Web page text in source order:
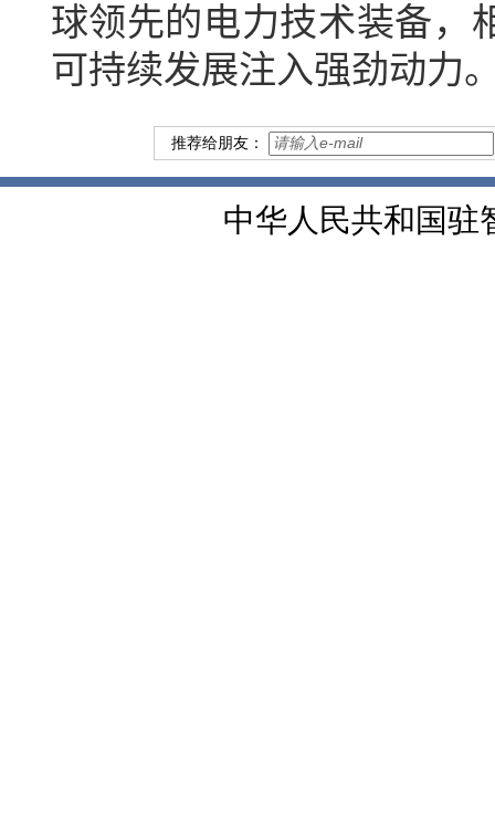
球领先的电力技术装备，
可持续发展注入强劲动力
推荐给朋友：
中华人民共和国驻